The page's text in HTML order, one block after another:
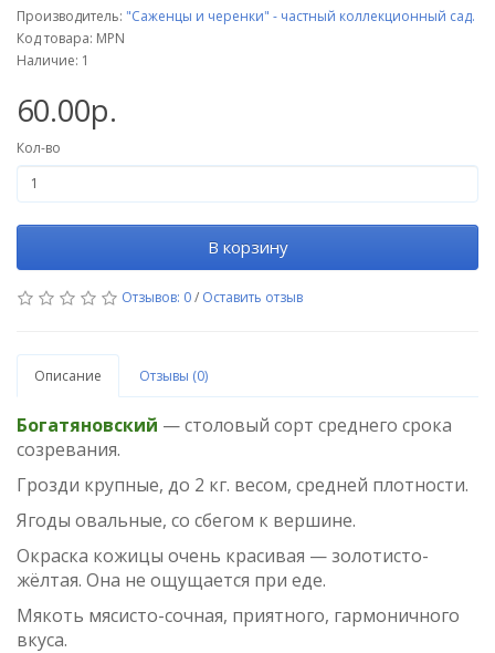
Производитель: "Саженцы и черенки" - частный коллекционный сад.
Код товара: MPN
Наличие: 1
60.00р.
Кол-во
В корзину
Отзывов: 0/ Оставить отзыв
Описание Отзывы (0)
Богатяновский — столовый сорт среднего срока
созревания.
Грозди крупные, до 2 кг. весом, средней плотности.
Ягоды овальные, со сбегом к вершине.
Окраска кожицы очень красивая — золотисто-
жёлтая. Она не ощущается при еде.
Мякоть мясисто-сочная, приятного, гармоничного
вкуса.